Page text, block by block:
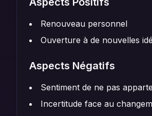
Renouveau personnel
Ouverture à de nouvelles
Aspects Négatifs
Sentiment de ne pas
Incertitude face au